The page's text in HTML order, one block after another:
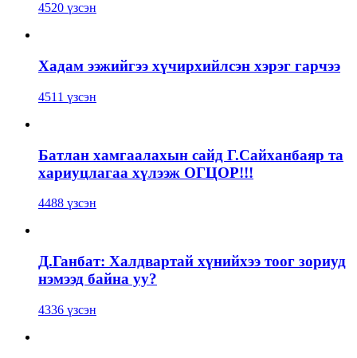
4520 үзсэн
Хадам ээжийгээ хүчирхийлсэн хэрэг гарчээ
4511 үзсэн
Батлан хамгаалахын сайд Г.Сайханбаяр та
хариуцлагаа хүлээж ОГЦОР!!!
4488 үзсэн
Д.Ганбат: Халдвартай хүнийхээ тоог зориуд
нэмээд байна уу?
4336 үзсэн